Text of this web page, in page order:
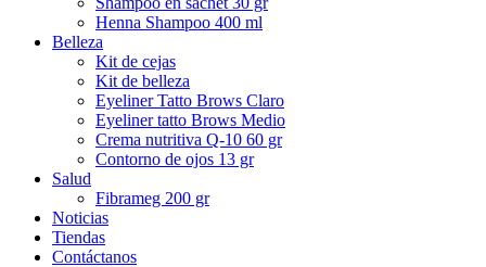
Henna Shampoo 400 ml
Belleza
Kit de cejas
Kit de belleza
Eyeliner Tatto Brows Claro
Eyeliner tatto Brows Medio
Crema nutritiva Q-10 60 gr
Contorno de ojos 13 gr
Salud
Fibrameg 200 gr
Noticias
Tiendas
Contáctanos